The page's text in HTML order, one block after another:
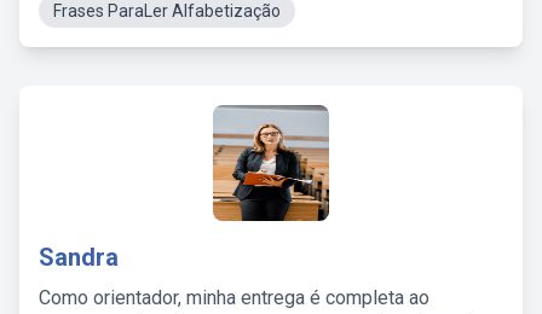
Frases ParaLer Alfabetização
Sandra
Como orientador, minha entrega é completa ao